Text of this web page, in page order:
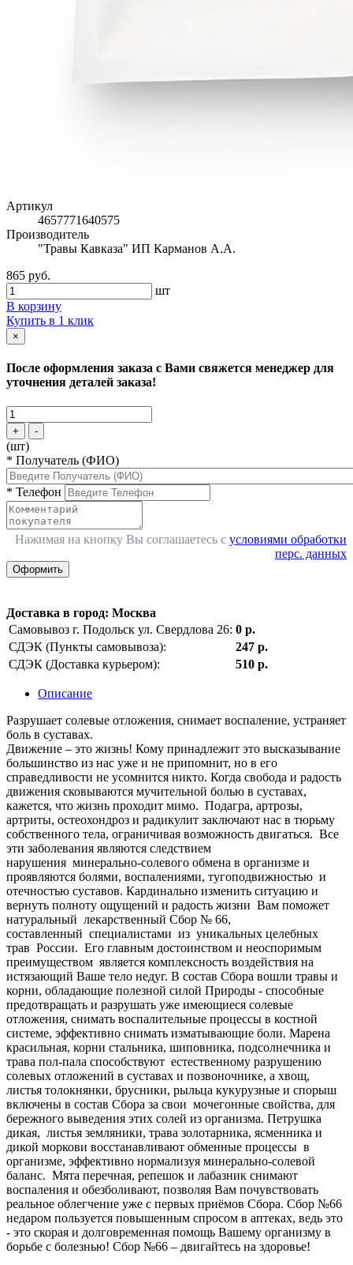
Артикул
4657771640575
Производитель
"Травы Кавказа" ИП Карманов А.А.
865 руб.
шт
В корзину
Купить в 1 клик
×
После оформления заказа с Вами свяжется менеджер для
уточнения деталей заказа!
+ -
(шт)
* Получатель (ФИО)
* Телефон
Нажимая на кнопку Вы соглашаетесь с условиями обработки
перс. данных
Оформить
Доставка в город: Москва
Самовывоз г. Подольск ул. Свердлова 26: 0 р.
СДЭК (Пункты самовывоза):
247 р.
СДЭК (Доставка курьером):
510 р.
Описание
Разрушает солевые отложения, снимает воспаление, устраняет
боль в суставах.
Движение – это жизнь! Кому принадлежит это высказывание
большинство из нас уже и не припомнит, но в его
справедливости не усомнится никто. Когда свобода и радость
движения сковываются мучительной болью в суставах,
кажется, что жизнь проходит мимо. Подагра, артрозы,
артриты, остеохондроз и радикулит заключают нас в тюрьму
собственного тела, ограничивая возможность двигаться. Все
эти заболевания являются следствием
нарушения минерально-солевого обмена в организме и
проявляются болями, воспалениями, тугоподвижностью и
отечностью суставов. Кардинально изменить ситуацию и
вернуть полноту ощущений и радость жизни Вам поможет
натуральный лекарственный Сбор № 66,
составленный специалистами из уникальных целебных
трав России. Его главным достоинством и неоспоримым
преимуществом является комплексность воздействия на
истязающий Ваше тело недуг. В состав Сбора вошли травы и
корни, обладающие полезной силой Природы - способные
предотвращать и разрушать уже имеющиеся солевые
отложения, снимать воспалительные процессы в костной
системе, эффективно снимать изматывающие боли. Марена
красильная, корни стальника, шиповника, подсолнечника и
трава пол-пала способствуют естественному разрушению
солевых отложений в суставах и позвоночнике, а хвощ,
листья толокнянки, брусники, рыльца кукурузные и спорыш
включены в состав Сбора за свои мочегонные свойства, для
бережного выведения этих солей из организма. Петрушка
дикая, листья земляники, трава золотарника, ясменника и
дикой моркови восстанавливают обменные процессы в
организме, эффективно нормализуя минерально-солевой
баланс. Мята перечная, репешок и лабазник снимают
воспаления и обезболивают, позволяя Вам почувствовать
реальное облегчение уже с первых приёмов Сбора. Сбор №66
недаром пользуется повышенным спросом в аптеках, ведь это
- это скорая и долговременная помощь Вашему организму в
борьбе с болезнью! Сбор №66 – двигайтесь на здоровье!